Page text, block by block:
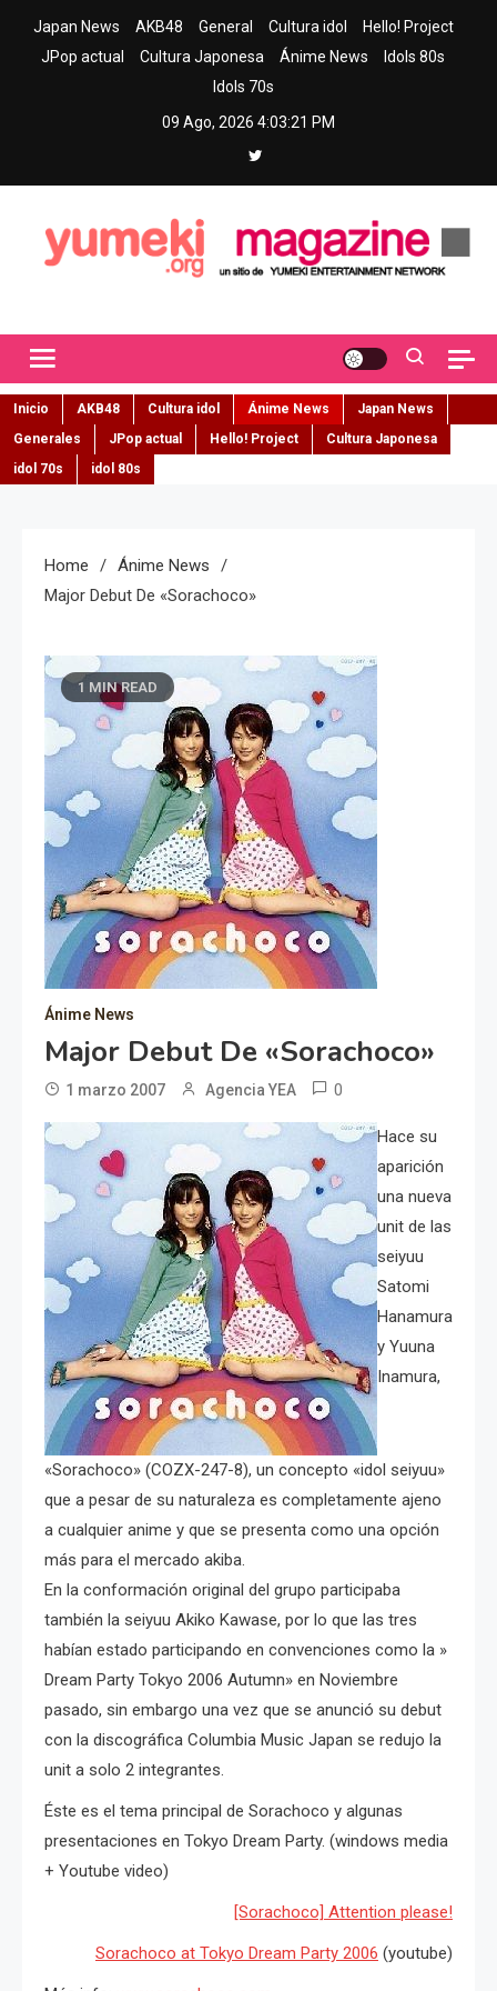
Japan News AKB48 General Cultura idol
Hello! Project
JPop actual
Cultura Japonesa Ánime News
Idols 80s
Idols 70s
09 Ago, 2026 4:03:22 PM
Inicio AKB48 Cultura idol Ánime News
Japan News
Generales
JPop actual Hello! Project
Cultura Japonesa
idol 70s
idol 80s
Home
Ánime News
Major Debut De «Sorachoco»
1 MIN READ
Ánime News
Major Debut De «Sorachoco»
1 marzo 2007 Agencia YEA 0
Hace su
aparición
una nueva
unit de las
seiyuu
Satomi
Hanamura
y Yuuna
Inamura,
«Sorachoco» (COZX-247-8), un concepto «idol seiyuu»
que a pesar de su naturaleza es completamente ajeno
a cualquier anime y que se presenta como una opción
más para el mercado akiba.
En la conformación original del grupo participaba
también la seiyuu Akiko Kawase, por lo que las tres
habían estado participando en convenciones como la »
Dream Party Tokyo 2006 Autumn» en Noviembre
pasado, sin embargo una vez que se anunció su debut
con la discográfica Columbia Music Japan se redujo la
unit a solo 2 integrantes.
Éste es el tema principal de Sorachoco y algunas
presentaciones en Tokyo Dream Party. (windows media
+ Youtube video)
[Sorachoco] Attention please!
Sorachoco at Tokyo Dream Party 2006 (youtube)